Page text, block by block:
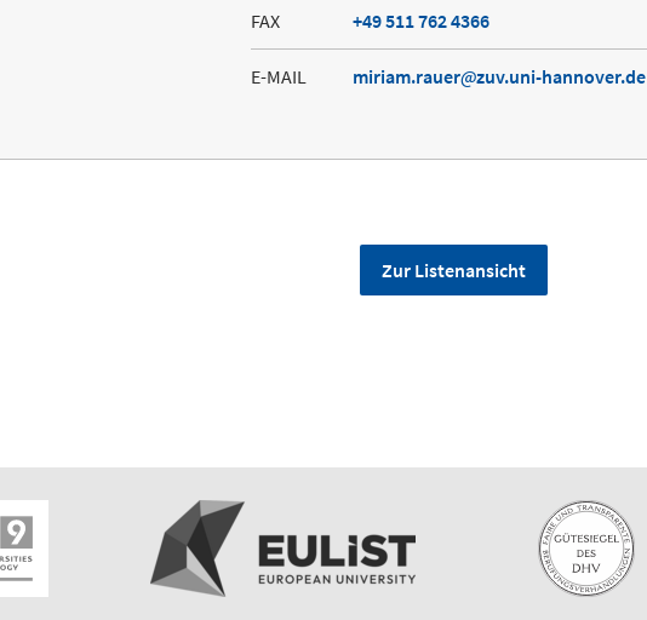
FAX +49 511 762 4366
E-MAIL miriam.rauer zuv.uni-hannover.de
Zur Listenansicht